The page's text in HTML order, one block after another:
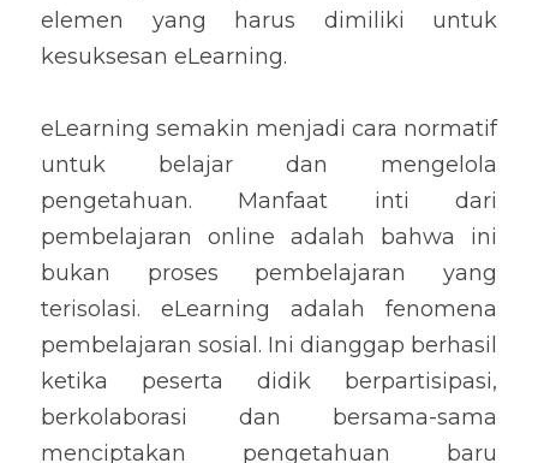
elemen yang harus dimiliki untuk
kesuksesan eLearning.
eLearning semakin menjadi cara normatif
untuk belajar dan mengelola
pengetahuan. Manfaat inti dari
pembelajaran online adalah bahwa ini
bukan proses pembelajaran yang
terisolasi. eLearning adalah fenomena
pembelajaran sosial. Ini dianggap berhasil
ketika peserta didik berpartisipasi,
berkolaborasi dan bersama-sama
menciptakan pengetahuan baru